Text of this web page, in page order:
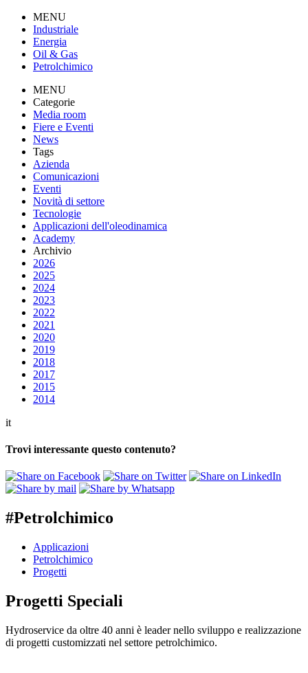
MENU
Industriale
Energia
Oil & Gas
Petrolchimico
MENU
Categorie
Media room
Fiere e Eventi
News
Tags
Azienda
Comunicazioni
Eventi
Novità di settore
Tecnologie
Applicazioni dell'oleodinamica
Academy
Archivio
2026
2025
2024
2023
2022
2021
2020
2019
2018
2017
2015
2014
it
Trovi interessante questo contenuto?
#Petrolchimico
Applicazioni
Petrolchimico
Progetti
Progetti Speciali
Hydroservice da oltre 40 anni è leader nello sviluppo e realizzazione
di progetti customizzati nel settore petrolchimico.